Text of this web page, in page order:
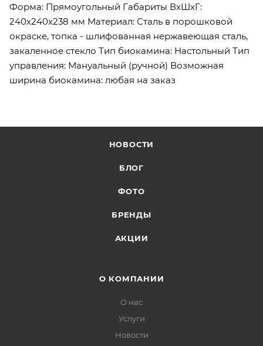
Форма: Прямоугольный Габариты ВхШхГ:
240х240х238 мм Материал: Сталь в порошковой
окраске, топка - шлифованная нержавеющая сталь,
закаленное стекло Тип биокамина: Настольный Тип
управления: Мануальный (ручной) Возможная
ширина биокамина: любая на заказ
НОВОСТИ
БЛОГ
ФОТО
БРЕНДЫ
АКЦИИ
О КОМПАНИИ
О нас
Услуги
Новости